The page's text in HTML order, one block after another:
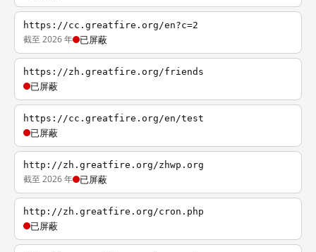
https://cc.greatfire.org/en?c=2
截至 2026 年 已屏蔽
https://zh.greatfire.org/friends
已屏蔽
https://cc.greatfire.org/en/test
已屏蔽
http://zh.greatfire.org/zhwp.org
截至 2026 年 已屏蔽
http://zh.greatfire.org/cron.php
已屏蔽